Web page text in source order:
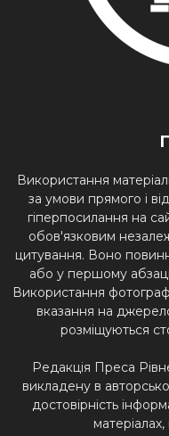
Використання
за умови прямого і
гіперпосилання на
обов'язковим
цитування. Воно
або у першому
Використання
вказання на
розміщуються
Редакція Преса
викладену в
достовірність